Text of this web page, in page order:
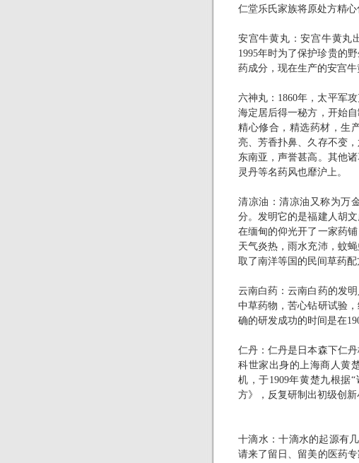
仁堂乐氏家族将原处方精心
安宫牛黄丸：安宫牛黄丸
1995年时为了保护珍贵的
药成分，现在生产的安宫牛
六神丸： 1860年，太平军
海定居后得一秘方，开始
精心修合，精选药材，生
亮、芳香扑鼻、久存不变
东南亚，声誉甚高。其他
灵丹等名药风也靡沪上。
清凉油：清凉油又称为万
分。发明它的是福建人胡
在缅甸的仰光开了一家药
天气炎热，雨水充沛，蚊
取了南洋等国的民间草药配
云南白药：云南白药的发
中草药物，苦心钻研试验
确的研发成功的时间是在
仁丹：仁丹是日本森下仁
科世家出身的上海商人黄
机，于1909年黄楚九根据“
方》，反复研制出初级创新
十滴水：十滴水的起源有几
请来了留日、留美的医药